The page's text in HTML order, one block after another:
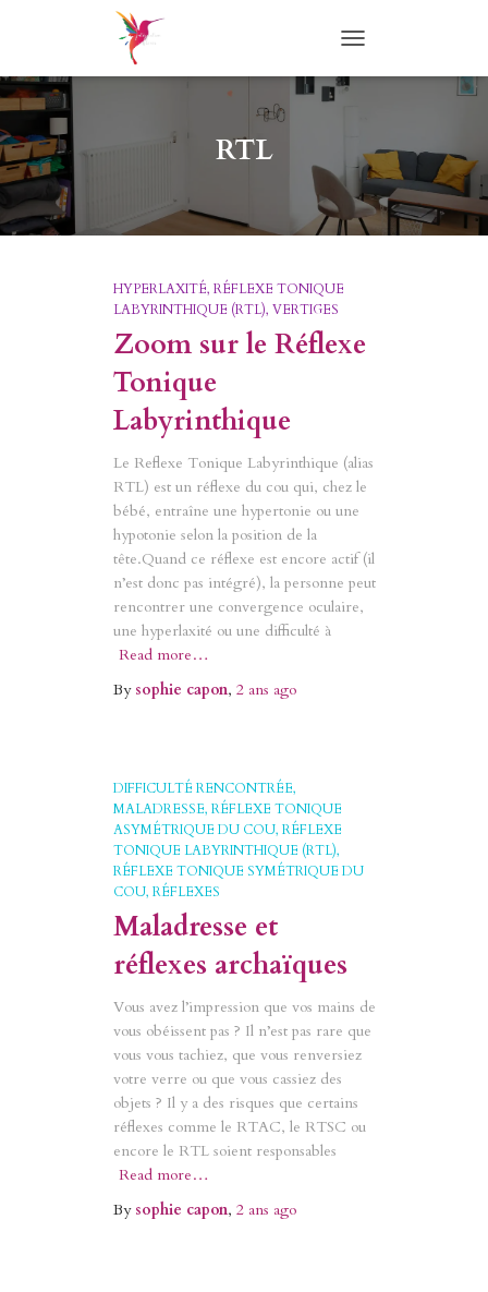
NAVIGATION
RTL
HYPERLAXITÉ RÉFLEXE TONIQUE
LABYRINTHIQUE (RTL) VERTIGES
Zoom sur le Réflexe
Tonique
Labyrinthique
Le Reflexe Tonique Labyrinthique (alias
RTL) est un réflexe du cou qui, chez le
bébé, entraîne une hypertonie ou une
hypotonie selon la position de la
tête.Quand ce réflexe est encore actif (il
n’est donc pas intégré), la personne peut
rencontrer une convergence oculaire,
une hyperlaxité ou une difficulté à
Read more…
By sophie capon, 2 ans ago
DIFFICULTÉ RENCONTRÉE
MALADRESSE RÉFLEXE TONIQUE
ASYMÉTRIQUE DU COU RÉFLEXE
TONIQUE LABYRINTHIQUE (RTL)
RÉFLEXE TONIQUE SYMÉTRIQUE DU
COU RÉFLEXES
Maladresse et
réflexes archaïques
Vous avez l’impression que vos mains de
vous obéissent pas ? Il n’est pas rare que
vous vous tachiez, que vous renversiez
votre verre ou que vous cassiez des
objets ? Il y a des risques que certains
réflexes comme le RTAC, le RTSC ou
encore le RTL soient responsables
Read more…
By sophie capon, 2 ans ago